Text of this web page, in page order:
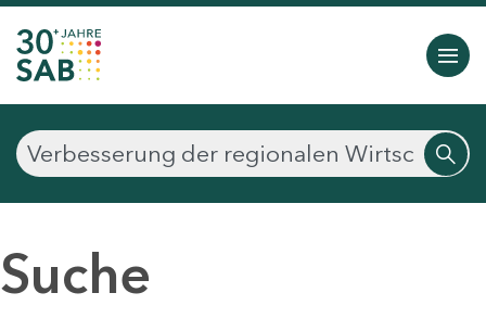
Suche